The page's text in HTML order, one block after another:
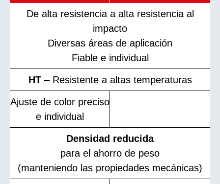
De alta resistencia a alta resistencia al
impacto
Diversas áreas de aplicación
Fiable e individual
HT– Resistente a altas temperaturas
Ajuste de color preciso
e individual
Densidad reducida
para el ahorro de peso
(manteniendo las propiedades mecánicas)